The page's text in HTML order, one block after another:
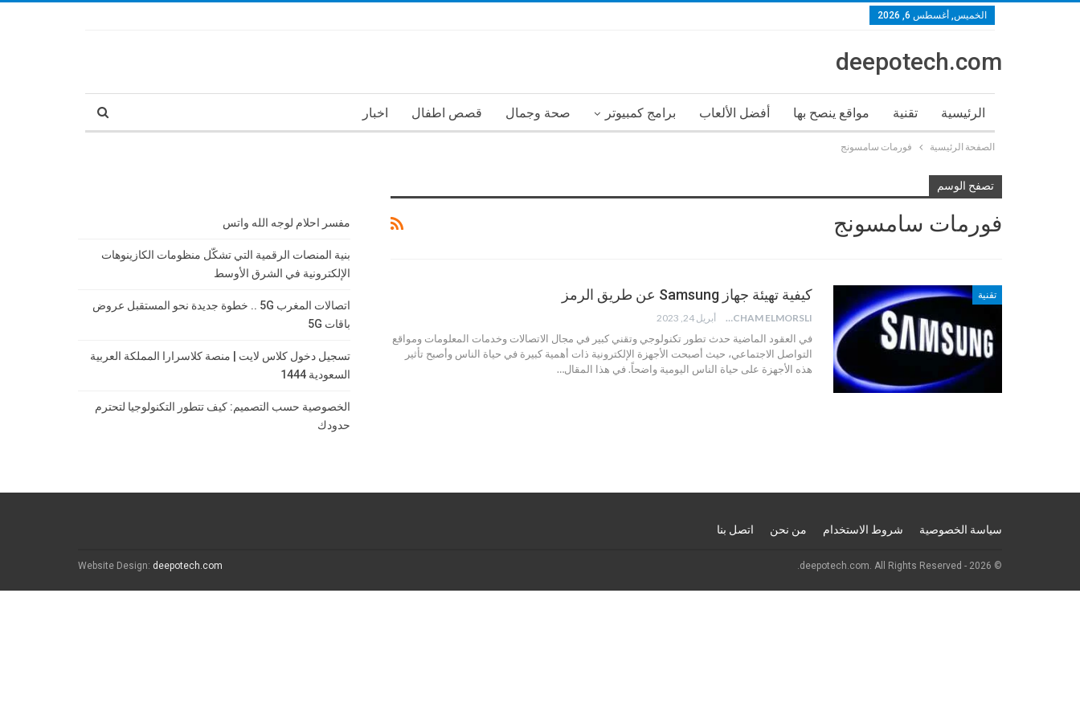
الخميس, أغسطس 6, 2026
deepotech.com
الرئيسية تقنية مواقع ينصح بها أفضل الألعاب برامج كمبيوتر صحة وجمال قصص اطفال اخبار
الصفحة الرئيسية فورمات سامسونج
تصفح الوسم
فورمات سامسونج
تقنية كيفية تهيئة جهاز Samsung عن طريق الرمز
HICHAM ELMORSLI أبريل 24, 2023
في العقود الماضية حدث تطور تكنولوجي وتقني كبير في مجال الاتصالات وخدمات المعلومات ومواقع
التواصل الاجتماعي، حيث أصبحت الأجهزة الإلكترونية ذات أهمية كبيرة في حياة الناس وأصبح تأثير
هذه الأجهزة على حياة الناس اليومية واضحاً. في هذا المقال…
مفسر احلام لوجه الله واتس
بنية المنصات الرقمية التي تشكّل منظومات الكازينوهات
الإلكترونية في الشرق الأوسط
اتصالات المغرب 5G .. خطوة جديدة نحو المستقبل عروض
باقات 5G
تسجيل دخول كلاس لايت | منصة كلاسرارا المملكة العربية
السعودية 1444
الخصوصية حسب التصميم: كيف تتطور التكنولوجيا لتحترم
حدودك
سياسة الخصوصية شروط الاستخدام من نحن اتصل بنا
© 2026 - deepotech.com. All Rights Reserved.
Website Design: deepotech.com